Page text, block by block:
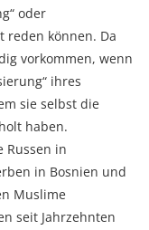
oder
reden können. Da
vorkommen, wenn
ihres
sie selbst die
haben.
Russen in
in Bosnien und
Muslime
seit Jahrzehnten